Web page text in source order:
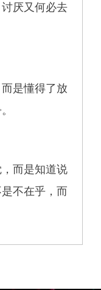
厌又何必去
是懂得了放
而是知道说
不在乎，而